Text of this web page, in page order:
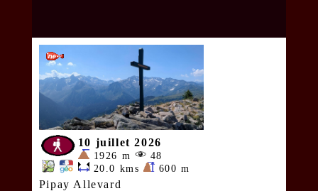
10 juillet 2026
1926 m
48
20.0 kms
600 m
Pipay Allevard